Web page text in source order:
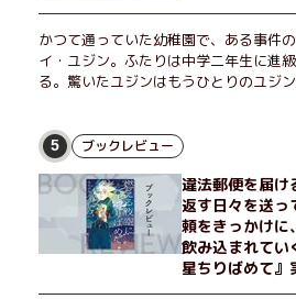
かつて通っていた幼稚園で、ある事件
イ・ユジン。ふたりは中学二年生に進
る。驚いたユジンはもうひとりのユジ
トセラー小説の邦訳版。
5 ブックレビュー
違法郵便を届け
返す日々を送っ
頼をきっかけに
飲み込まれて
星ちりばめて』